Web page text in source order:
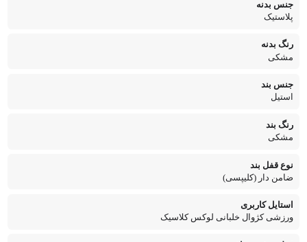
جنس بدنه
پلاستیک
رنگ بدنه
مشکی
جنس بند
استیل
رنگ بند
مشکی
نوع قفل بند
ضامن دار (کلیپسی)
استایل کاربری
ورزشی کژوال خلبانی لوکس کلاسیک